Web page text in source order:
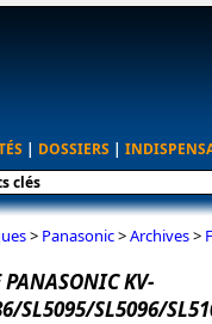
| DOSSIERS |
> Panasonic>Archives>
KV-
SL5095/SL5096/